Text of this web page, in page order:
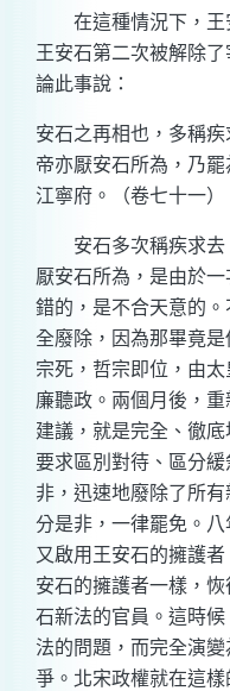
在這種情況下，王
王安石第二次被解除
論此事說：
安石之再相也，多稱
帝亦厭安石所為，乃
江寧府。（卷七十一）
安石多次稱疾求去
厭安石所為，是由於
錯的，是不合天意的
全廢除，因為那畢竟
宗死，哲宗即位，由
廉聽政。兩個月後，
建議，就是完全、徹
要求區別對待、區分
非，迅速地廢除了所
分是非，一律罷免。八
又啟用王安石的擁護
安石的擁護者一樣，
石新法的官員。這時
法的問題，而完全演
爭。北宋政權就在這